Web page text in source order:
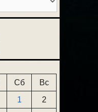
Сб
Вс
1
2